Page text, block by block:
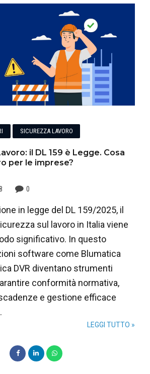
SICUREZZA LAVORO
il DL 159 è Legge. Cosa
per le imprese?
0
in legge del DL 159/2025, il
sul lavoro in Italia viene
significativo. In questo
software come Blumatica
DVR diventano strumenti
conformità normativa,
e gestione efficace
LEGGI TUTTO »